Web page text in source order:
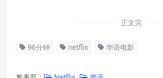
正文完
96分钟 netflix 华语电影